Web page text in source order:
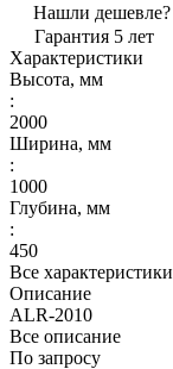
Нашли дешевле?
Гарантия 5 лет
Характеристики
Высота, мм
:
2000
Ширина, мм
:
1000
Глубина, мм
:
450
Все характеристики
Описание
ALR-2010
Все описание
По запросу